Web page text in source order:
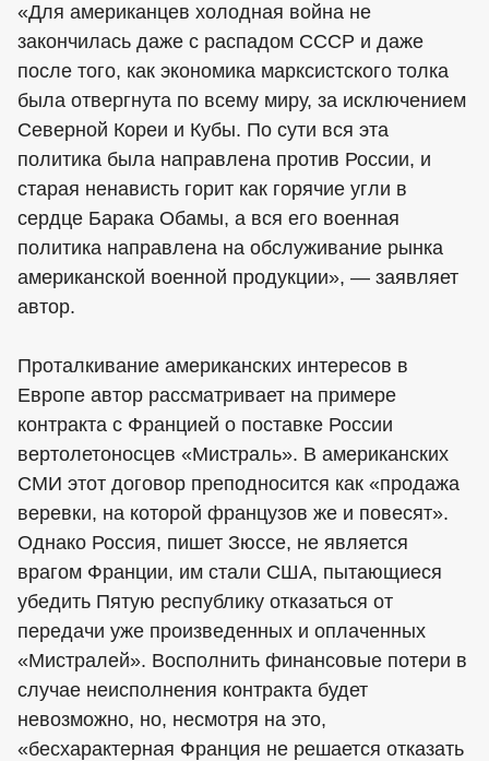
«Для американцев холодная война не
закончилась даже с распадом СССР и даже
после того, как экономика марксистского толка
была отвергнута по всему миру, за исключением
Северной Кореи и Кубы. По сути вся эта
политика была направлена против России, и
старая ненависть горит как горячие угли в
сердце Барака Обамы, а вся его военная
политика направлена на обслуживание рынка
американской военной продукции», — заявляет
автор.
Проталкивание американских интересов в
Европе автор рассматривает на примере
контракта с Францией о поставке России
вертолетоносцев «Мистраль». В американских
СМИ этот договор преподносится как «продажа
веревки, на которой французов же и повесят».
Однако Россия, пишет Зюссе, не является
врагом Франции, им стали США, пытающиеся
убедить Пятую республику отказаться от
передачи уже произведенных и оплаченных
«Мистралей». Восполнить финансовые потери в
случае неисполнения контракта будет
невозможно, но, несмотря на это,
«бесхарактерная Франция не решается отказать